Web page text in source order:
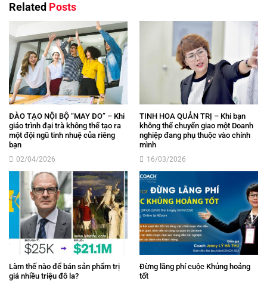
Related Posts
ĐÀO TẠO NỘI BỘ “MAY ĐO” – Khi
giáo trình đại trà không thể tạo ra
một đội ngũ tinh nhuệ của riêng
bạn
02/04/2026
TINH HOA QUẢN TRỊ – Khi bạn
không thể chuyển giao một Doanh
nghiệp đang phụ thuộc vào chính
mình
16/03/2026
Làm thế nào để bán sản phẩm trị
giá nhiều triệu đô la?
Đừng lãng phí cuộc Khủng hoảng
tốt